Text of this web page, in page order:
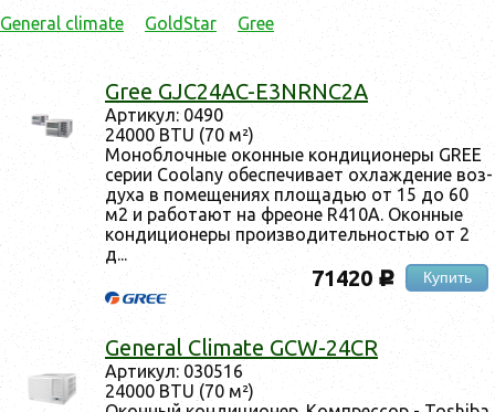
General climate
GoldStar Gree
Gree GJC24AC-E3NRNC2A
Ар­ти­кул: 0490
24000 BTU (70 м²)
Мо­ноб­лочные окон­ные кон­ди­ци­оне­ры GREE
се­рии Coolany обес­пе­чива­ет ох­лажде­ние воз­
ду­ха в по­меще­ни­ях пло­щадью от 15 до 60
м2 и ра­бота­ют на фре­оне R410A. Окон­ные
кон­ди­ци­оне­ры про­из­во­дитель­ностью от 2
д...
71420 c Купить
General Climate GCW-24CR
Ар­ти­кул: 030516
24000 BTU (70 м²)